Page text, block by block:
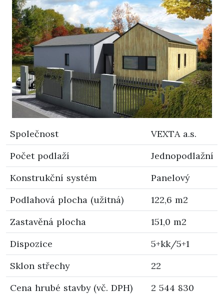
Společnost
VEXTA a.s.
Počet podlaží
Jednopodlažní
Konstrukční systém
Panelový
Podlahová plocha (užitná)
122,6 m2
Zastavěná plocha
151,0 m2
Dispozice
5+kk/5+1
Sklon střechy
22
Cena hrubé stavby (vč. DPH)
2 544 830